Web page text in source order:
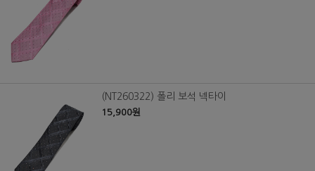
(NT260322) 폴리 보석 넥타이
15,900원